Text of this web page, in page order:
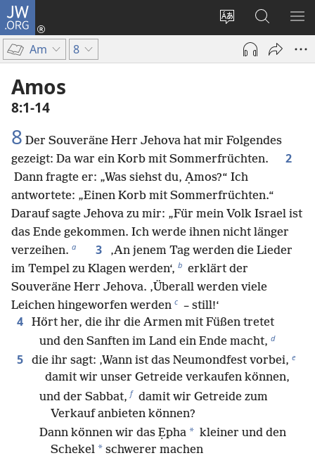
JW.ORG
Websitesprache
ändern
Anmelden
(öffnet
Fenster)
Suche
Am 8
Amos
8:1-14
8 Der Souveräne Herr Jehova hat mir Folgendes
gezeigt: Da war ein Korb mit Sommerfrüchten.
2
Dann fragte er: „Was siehst du, Ạmos?“ Ich
antwortete: „Einen Korb mit Sommerfrüchten.“
Darauf sagte Jehova zu mir: „Für mein Volk Israel ist
das Ende gekommen. Ich werde ihnen nicht länger
verzeihen. a 3
‚An jenem Tag werden die Lieder
im Tempel zu Klagen werden‘, b erklärt der
Souveräne Herr Jehova. ‚Überall werden viele
Leichen hingeworfen werden c – still!‘
4
Hört her, die ihr die Armen mit Füßen tretet
und den Sanften im Land ein Ende macht, d
5 die ihr sagt: ‚Wann ist das Neumondfest vorbei, e
damit wir unser Getreide verkaufen können,
und der Sabbat, f damit wir Getreide zum
Verkauf anbieten können?
Dann können wir das Ẹpha * kleiner und den
Schekel * schwerer machen